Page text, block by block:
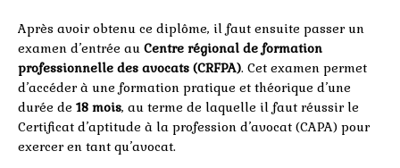
Après avoir obtenu ce diplôme, il faut ensuite passer un
examen d’entrée au Centre régional de formation
professionnelle des avocats (CRFPA). Cet examen permet
d’accéder à une formation pratique et théorique d’une
durée de 18 mois, au terme de laquelle il faut réussir le
Certificat d’aptitude à la profession d’avocat (CAPA) pour
exercer en tant qu’avocat.